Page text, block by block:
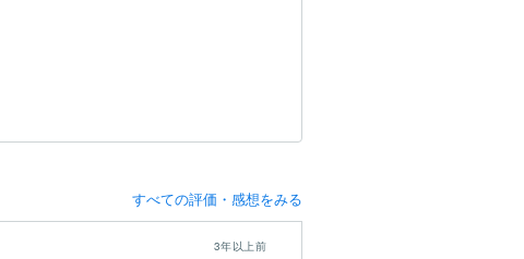
すべての評価・感想をみる
3年以上前